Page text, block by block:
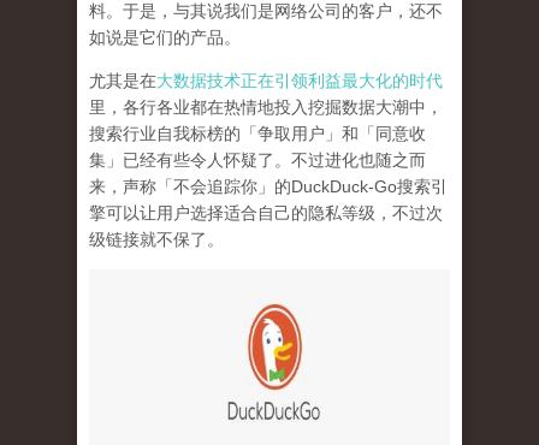
料。于是， 与其说我们是网络公司的客户，还不
如说是它们的产品。
尤其是在大数据技术正在引领利益最大化的时代
里，各行各业都在热情地投入挖掘数据大潮中，
搜索行业自我标榜的「争取用户」和「同意收
集」已经有些令人怀疑了。不过进化也随之而
来，声称「不会追踪你」的DuckDuck-Go搜索引
擎可以让用户选择适合自己的隐私等级，不过次
级链接就不保了。